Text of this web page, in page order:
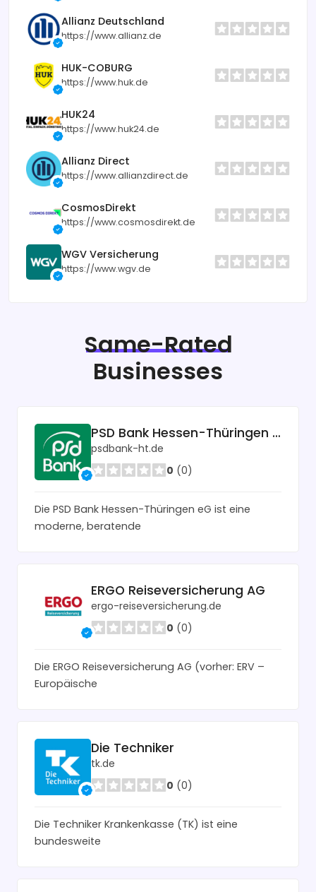
Allianz Deutschland
https://www.allianz.de
HUK-COBURG
https://www.huk.de
HUK24
https://www.huk24.de
Allianz Direct
https://www.allianzdirect.de
CosmosDirekt
https://www.cosmosdirekt.de
WGV Versicherung
https://www.wgv.de
Same-Rated
Businesses
PSD Bank Hessen-Thüringen eG
psdbank-ht.de
0 (0)
Die PSD Bank Hessen-Thüringen eG ist eine
moderne, beratende
ERGO Reiseversicherung AG
ergo-reiseversicherung.de
0 (0)
Die ERGO Reiseversicherung AG (vorher: ERV –
Europäische
Die Techniker
tk.de
0 (0)
Die Techniker Krankenkasse (TK) ist eine
bundesweite